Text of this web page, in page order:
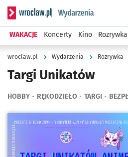
Serwis informacyjny wroclaw.pl
WAKACJE Koncerty Kino Rozrywka
wroclaw.pl Wydarzenia Rozrywka
Targi Unikatów
HOBBY RĘKODZIEŁO TARGI
Kliknij, aby powiększyć